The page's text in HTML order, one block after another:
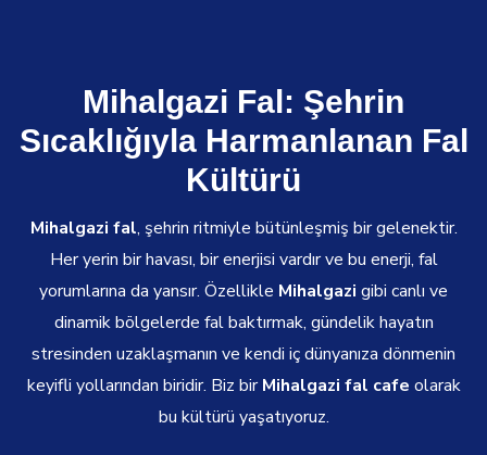
Mihalgazi Fal: Şehrin
Sıcaklığıyla Harmanlanan Fal
Kültürü
Mihalgazi fal, şehrin ritmiyle bütünleşmiş bir gelenektir.
Her yerin bir havası, bir enerjisi vardır ve bu enerji, fal
yorumlarına da yansır. Özellikle Mihalgazi gibi canlı ve
dinamik bölgelerde fal baktırmak, gündelik hayatın
stresinden uzaklaşmanın ve kendi iç dünyanıza dönmenin
keyifli yollarından biridir. Biz birMihalgazi fal cafe olarak
bu kültürü yaşatıyoruz.